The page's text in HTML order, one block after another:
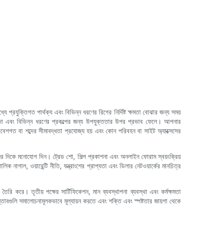
পার্থক্য এবং বিভিন্ন ধরণের রিগের নির্দিষ্ট ক্ষমতা বোঝার জন্য সময়
এবং বিভিন্ন ধরণের প্রকল্পের জন্য উপযুক্ততার উপর প্রভাব ফেলে। আপনার
বা শব্দের সীমাবদ্ধতা প্রযোজ্য হয় এবং কোন পরিবহন বা সাইট অ্যাক্সেসের
দিকে মনোযোগ দিন। ট্রেড শো, শিল্প প্রকাশনা এবং অনলাইন ফোরাম স্বয়ংক্রিয়
ওয়ারেন্টি নীতি, যন্ত্রাংশের প্রাপ্যতা এবং ডিলার নেটওয়ার্কের মানচিত্র
করে। তৃতীয় পক্ষের সার্টিফিকেশন, মান ব্যবস্থাপনা ব্যবস্থা এবং কর্মক্ষমতা
সমালোচনামূলকভাবে মূল্যায়ন করতে এবং শক্তি এবং স্পষ্টতার জায়গা থেকে